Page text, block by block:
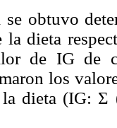
obtuvo
la dieta
de IG de
los
dieta (IG: